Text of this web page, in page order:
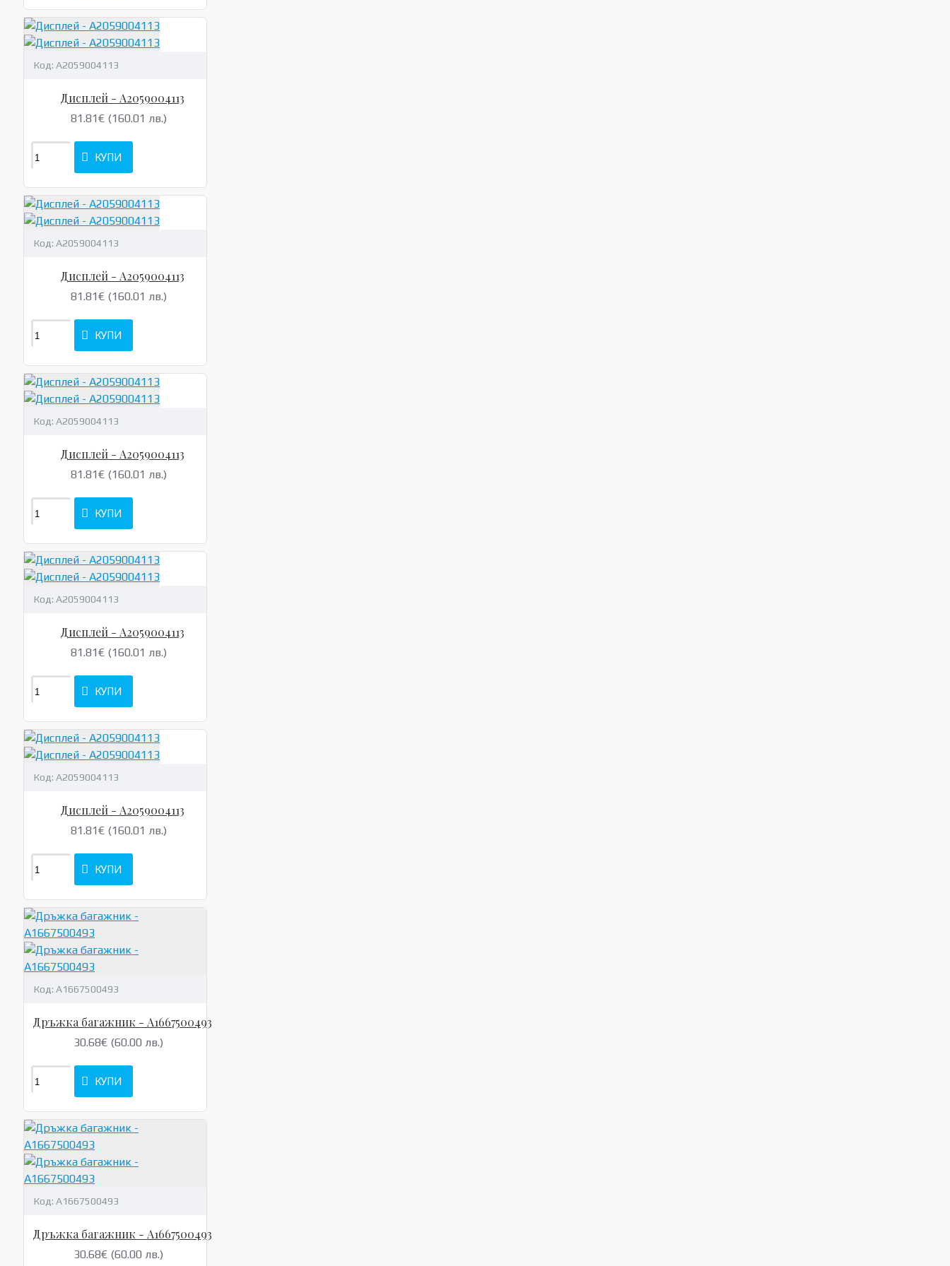
Код: A2059004113
Дисплей - A2059004113
81.81€ (160.01 лв.)
КУПИ
Код: A2059004113
Дисплей - A2059004113
81.81€ (160.01 лв.)
КУПИ
Код: A2059004113
Дисплей - A2059004113
81.81€ (160.01 лв.)
КУПИ
Код: A2059004113
Дисплей - A2059004113
81.81€ (160.01 лв.)
КУПИ
Код: A2059004113
Дисплей - A2059004113
81.81€ (160.01 лв.)
КУПИ
Код: A1667500493
Дръжка багажник - A1667500493
30.68€ (60.00 лв.)
КУПИ
Код: A1667500493
Дръжка багажник - A1667500493
30.68€ (60.00 лв.)